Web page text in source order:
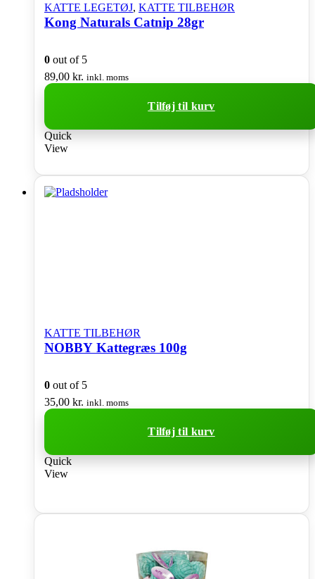
KATTE LEGETØJ, KATTE TILBEHØR
Kong Naturals Catnip 28gr
0 out of 5
89,00 kr. inkl. moms
Tilføj til kurv
Quick
View
KATTE TILBEHØR
NOBBY Kattegræs 100g
0 out of 5
35,00 kr. inkl. moms
Tilføj til kurv
Quick
View